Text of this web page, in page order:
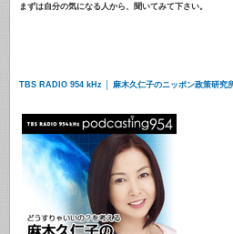
まずは自分の気になる人から、聞いてみて下さい。
TBS RADIO 954 kHz │ 麻木久仁子のニッポン政策研究